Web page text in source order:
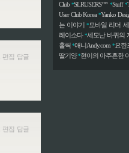
편집 답글
편집 답글
Club *SLRUSERS™ *Stuff *
User Club Korea *Yanko
는 이야기 * 모바일 리더
레이소다 *세모난 바퀴의
홀릭 *애니Andy.com *요한
딸기양 *현이의 아주흔한